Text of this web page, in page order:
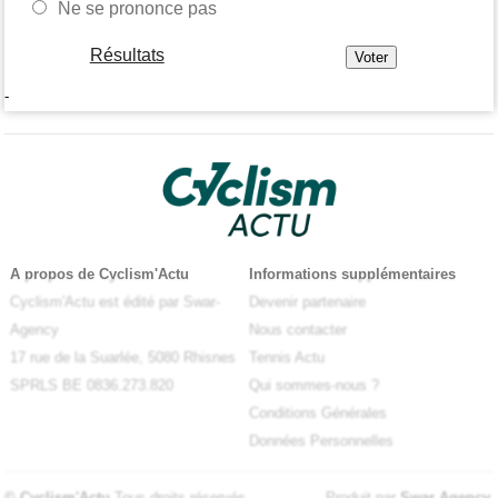
Ne se prononce pas
Résultats
-
A propos de Cyclism'Actu
Cyclism'Actu est édité par Swar-
Agency
17 rue de la Suarlée, 5080 Rhisnes
SPRLS BE 0836.273.820
Informations supplémentaires
Devenir partenaire
Nous contacter
Tennis Actu
Qui sommes-nous ?
Conditions Générales
Données Personnelles